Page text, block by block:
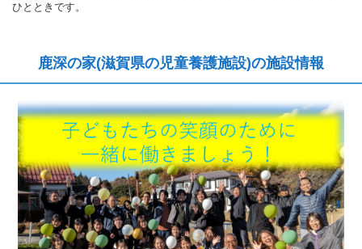
ひとときです。
鹿深の家(滋賀県の児童養護施設)の施設情報